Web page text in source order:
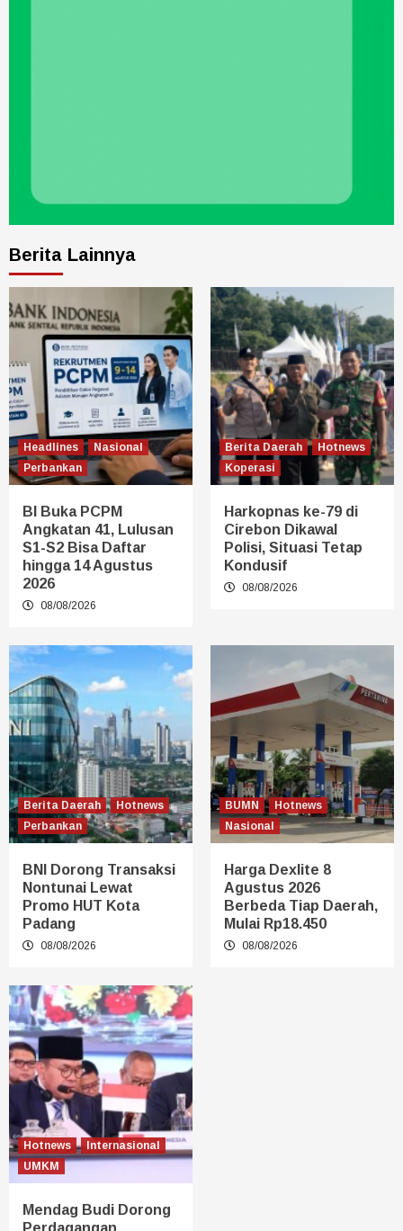
Berita Lainnya
Headlines
Nasional
Perbankan
BI Buka PCPM
Angkatan 41, Lulusan
S1-S2 Bisa Daftar
hingga 14 Agustus
2026
08/08/2026
Berita Daerah
Hotnews
Koperasi
Harkopnas ke-79 di
Cirebon Dikawal
Polisi, Situasi Tetap
Kondusif
08/08/2026
Berita Daerah
Hotnews
Perbankan
BNI Dorong Transaksi
Nontunai Lewat
Promo HUT Kota
Padang
08/08/2026
BUMN
Hotnews
Nasional
Harga Dexlite 8
Agustus 2026
Berbeda Tiap Daerah,
Mulai Rp18.450
08/08/2026
Hotnews
Internasional
UMKM
Mendag Budi Dorong
Perdagangan